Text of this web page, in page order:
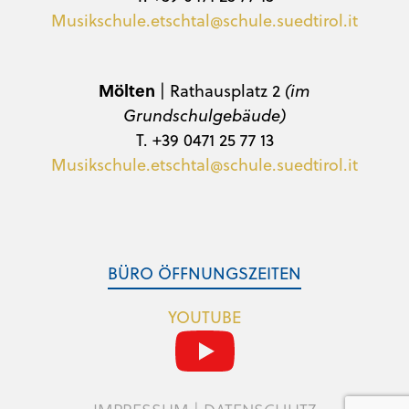
Musikschule.etschtal@schule.suedtirol.it
Mölten | Rathausplatz 2 (im
Grundschulgebäude)
T. +39 0471 25 77 13
Musikschule.etschtal@schule.suedtirol.it
BÜRO ÖFFNUNGSZEITEN
YOUTUBE